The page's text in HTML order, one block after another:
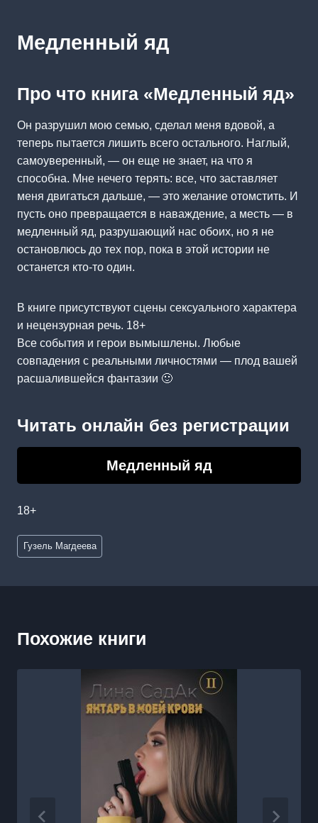
Медленный яд
Про что книга «Медленный яд»
Он разрушил мою семью, сделал меня вдовой, а
теперь пытается лишить всего остального. Наглый,
самоуверенный, — он еще не знает, на что я
способна. Мне нечего терять: все, что заставляет
меня двигаться дальше, — это желание отомстить. И
пусть оно превращается в наваждение, а месть — в
медленный яд, разрушающий нас обоих, но я не
остановлюсь до тех пор, пока в этой истории не
останется кто-то один.
В книге присутствуют сцены сексуального характера
и нецензурная речь. 18+
Все события и герои вымышлены. Любые
совпадения с реальными личностями — плод вашей
расшалившейся фантазии 🙂
Читать онлайн без регистрации
Медленный яд
18+
Метки
записи:
Гузель Магдеева
Похожие книги